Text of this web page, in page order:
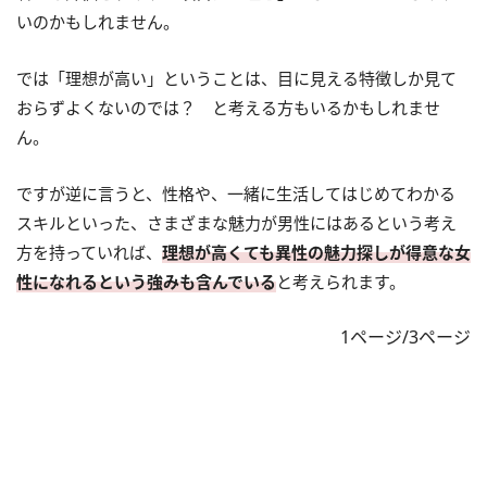
いのかもしれません。
では「理想が高い」ということは、目に見える特徴しか見て
おらずよくないのでは？ と考える方もいるかもしれませ
ん。
ですが逆に言うと、性格や、一緒に生活してはじめてわかる
スキルといった、さまざまな魅力が男性にはあるという考え
方を持っていれば、 理想が高くても異性の魅力探しが得意な女
性になれるという強みも含んでいると考えられます。
1ページ/3ページ